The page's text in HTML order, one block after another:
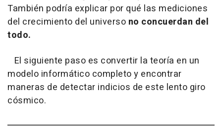
También podría explicar por qué las mediciones
del crecimiento del universo no concuerdan del
todo.
El siguiente paso es convertir la teoría en un
modelo informático completo y encontrar
maneras de detectar indicios de este lento giro
cósmico.